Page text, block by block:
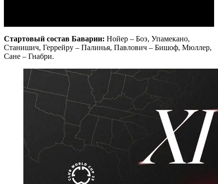
Стартовый состав Баварии: Нойер – Боэ, Упамекано,
Станишич, Геррейру – Палинья, Павлович – Бишоф, Мюллер,
Сане – Гнабри.